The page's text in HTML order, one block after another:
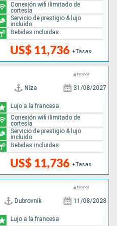
US$ 11,736 +Tasas
Conexión wifi ilimitado de
cortesía
Servicio de prestigio & lujo
incluido
Bebidas incluidas
Niza 31/08/2027
US$ 11,736 +Tasas
Lujo a la francesa
Conexión wifi ilimitado de
cortesía
Servicio de prestigio & lujo
incluido
Bebidas incluidas
Dubrovnik 11/08/2028
Lujo a la francesa